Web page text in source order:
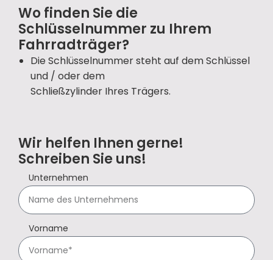
Wo finden Sie die
Schlüsselnummer zu Ihrem
Fahrradträger?
Die Schlüsselnummer steht auf dem Schlüssel
und / oder dem
Schließzylinder Ihres Trägers.
Wir helfen Ihnen gerne!
Schreiben Sie uns!
Unternehmen
Vorname